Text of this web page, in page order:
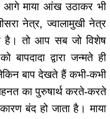
आगे माया आंख उठाकर भी
नेत्र, ज्वालामुखी नेत्र
है। तो आप सब जो विशेष
बापदादा द्वारा जन्मते ही
बाप देखते हैं कभी-कभी
का पुरुषार्थ करते-करते
बंद हो जाता है। माया